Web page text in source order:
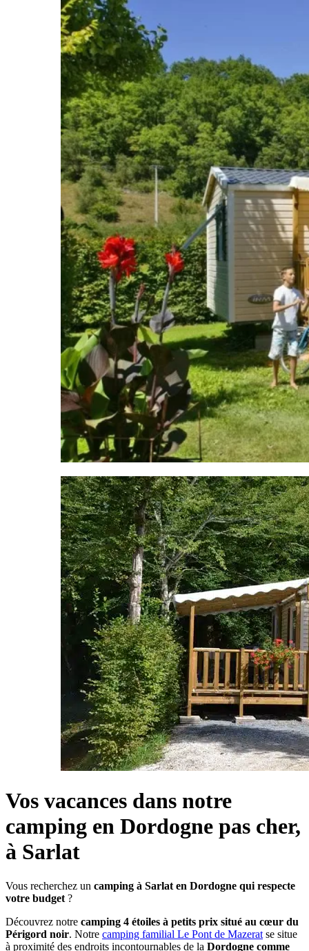
Vos vacances dans notre
camping en Dordogne pas cher,
à Sarlat
Vous recherchez un camping à Sarlat en Dordogne qui respecte
votre budget ?
Découvrez notre camping 4 étoiles à petits prix situé au cœur du
Périgord noir. Notre camping familial Le Pont de Mazerat se situe
à proximité des endroits incontournables de la Dordogne comme